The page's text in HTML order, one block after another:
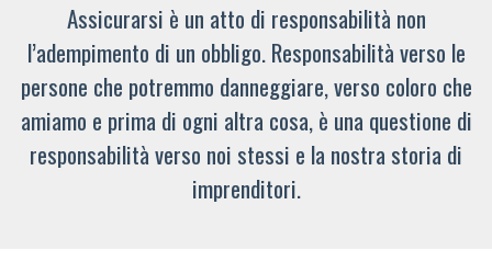
Assicurarsi è un atto di responsabilità non
l’adempimento di un obbligo. Responsabilità verso le
persone che potremmo danneggiare, verso coloro che
amiamo e prima di ogni altra cosa, è una questione di
responsabilità verso noi stessi e la nostra storia di
imprenditori.